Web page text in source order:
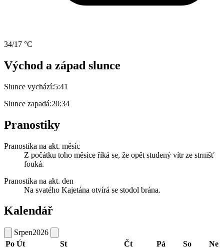
34/17 °C
Východ a západ slunce
Slunce vychází:5:41
Slunce zapadá:20:34
Pranostiky
Pranostika na akt. měsíc
Z počátku toho měsíce říká se, že opět studený vítr ze strnišť
fouká.
Pranostika na akt. den
Na svatého Kajetána otvírá se stodol brána.
Kalendář
Srpen2026
Po Út St Čt Pá So Ne